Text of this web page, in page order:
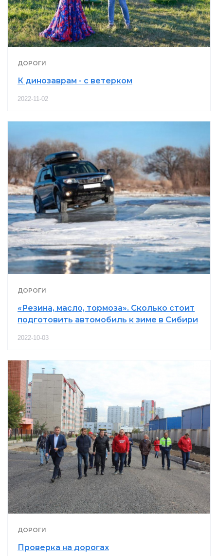
ДОРОГИ
К динозаврам - с ветерком
2022-11-02
ДОРОГИ
«Резина, масло, тормоза». Сколько стоит
подготовить автомобиль к зиме в Сибири
2022-10-03
ДОРОГИ
Проверка на дорогах